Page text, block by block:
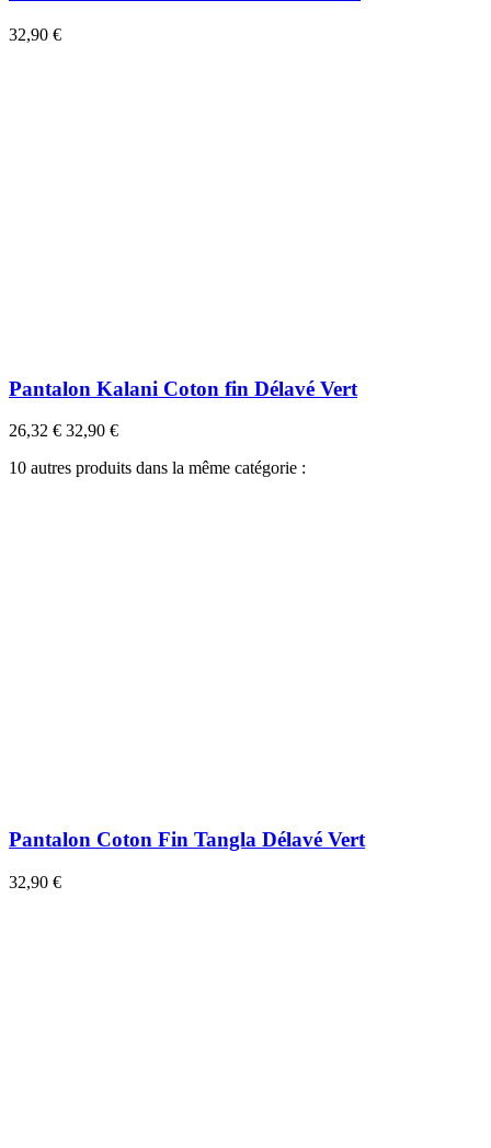
32,90 €
Pantalon Kalani Coton fin Délavé Vert
26,32 € 32,90 €
10 autres produits dans la même catégorie :
Pantalon Coton Fin Tangla Délavé Vert
32,90 €